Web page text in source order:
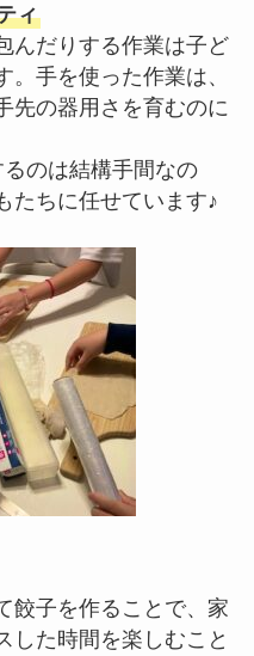
ィ
んだりする作業は子ど
。手を使った作業は、
先の器用さを育むのに
のは結構手間なの
たちに任せています♪
餃子を作ることで、家
した時間を楽しむこと